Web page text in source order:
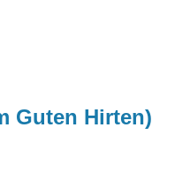
Guten Hirten)